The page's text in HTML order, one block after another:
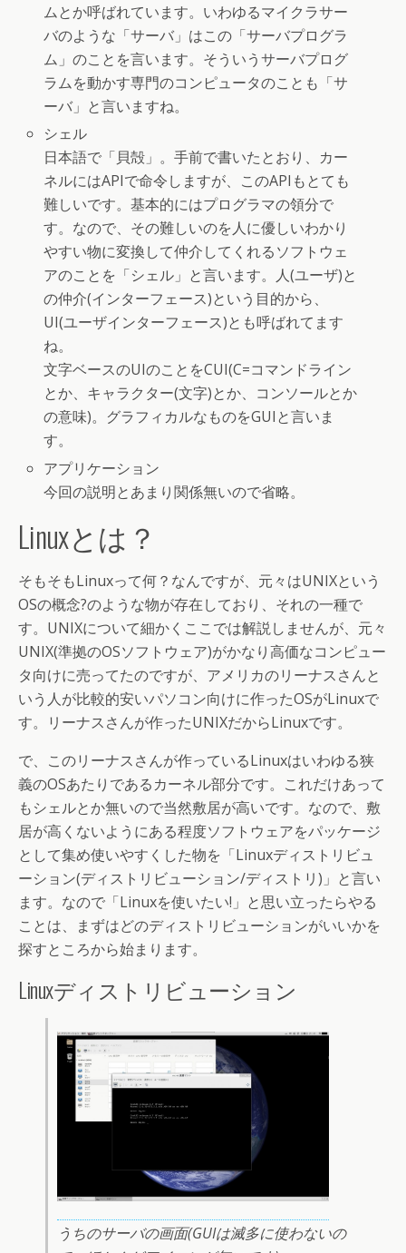
ムとか呼ばれています。いわゆるマイクラサー
バのような「サーバ」はこの「サーバプログラ
ム」のことを言います。そういうサーバプログ
ラムを動かす専門のコンピュータのことも「サ
ーバ」と言いますね。
シェル
日本語で「貝殻」。手前で書いたとおり、カー
ネルにはAPIで命令しますが、このAPIもとても
難しいです。基本的にはプログラマの領分で
す。なので、その難しいのを人に優しいわかり
やすい物に変換して仲介してくれるソフトウェ
アのことを「シェル」と言います。人(ユーザ)と
の仲介(インターフェース)という目的から、
UI(ユーザインターフェース)とも呼ばれてます
ね。
文字ベースのUIのことをCUI(C=コマンドライン
とか、キャラクター(文字)とか、コンソールとか
の意味)。グラフィカルなものをGUIと言いま
す。
アプリケーション
今回の説明とあまり関係無いので省略。
Linuxとは？
そもそもLinuxって何？なんですが、元々はUNIXという
OSの概念?のような物が存在しており、それの一種で
す。UNIXについて細かくここでは解説しませんが、元々
UNIX(準拠のOSソフトウェア)がかなり高価なコンピュー
タ向けに売ってたのですが、アメリカのリーナスさんと
いう人が比較的安いパソコン向けに作ったOSがLinuxで
す。リーナスさんが作ったUNIXだからLinuxです。
で、このリーナスさんが作っているLinuxはいわゆる狭
義のOSあたりであるカーネル部分です。これだけあって
もシェルとか無いので当然敷居が高いです。なので、敷
居が高くないようにある程度ソフトウェアをパッケージ
として集め使いやすくした物を「Linuxディストリビュ
ーション(ディストリビューション/ディストリ)」と言い
ます。なので「Linuxを使いたい!」と思い立ったらやる
ことは、まずはどのディストリビューションがいいかを
探すところから始まります。
Linuxディストリビューション
うちのサーバの画面(GUIは滅多に使わないの